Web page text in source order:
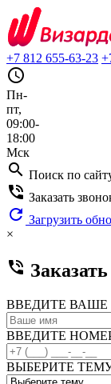
+7 812 655-63-23
query_builder
Пн-
пт,
09:00-
18:00
Мск
search Поиск по
phone_in_talk Заказать
refresh Загрузить
×
phone_in_talk
ВВЕДИТЕ
ВВЕДИТЕ
ВЫБЕРИТЕ